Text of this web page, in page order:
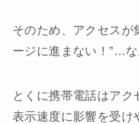
そのため、アクセスが
ージに進まない！”…な
とくに携帯電話はア
表示速度に影響を受け